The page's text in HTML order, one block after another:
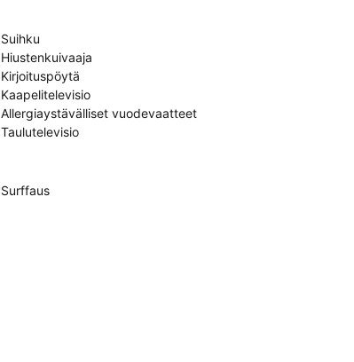
Suihku
Hiustenkuivaaja
Kirjoituspöytä
Kaapelitelevisio
Allergiaystävälliset vuodevaatteet
Taulutelevisio
Surffaus